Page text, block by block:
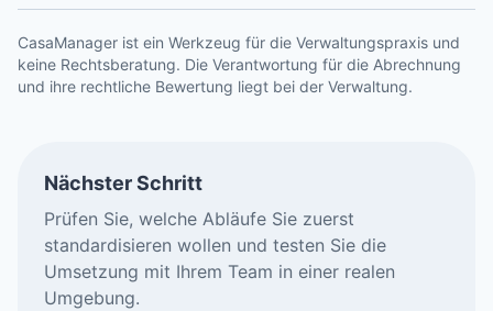
CasaManager ist ein Werkzeug für die Verwaltungspraxis und
keine Rechtsberatung. Die Verantwortung für die Abrechnung
und ihre rechtliche Bewertung liegt bei der Verwaltung.
Nächster Schritt
Prüfen Sie, welche Abläufe Sie zuerst
standardisieren wollen und testen Sie die
Umsetzung mit Ihrem Team in einer realen
Umgebung.